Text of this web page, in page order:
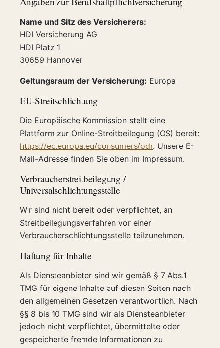
Name und Sitz des Versicherers:
HDI Versicherung AG
HDI Platz 1
30659 Hannover
Geltungsraum der Versicherung: Europa
EU-Streitschlichtung
Die Europäische Kommission stellt eine
Plattform zur Online-Streitbeilegung (OS) bereit:
https://ec.europa.eu/consumers/odr. Unsere E-
Mail-Adresse finden Sie oben im Impressum.
Verbraucherstreitbeilegung /
Universalschlichtungsstelle
Wir sind nicht bereit oder verpflichtet, an
Streitbeilegungsverfahren vor einer
Verbraucherschlichtungsstelle teilzunehmen.
Haftung für Inhalte
Als Diensteanbieter sind wir gemäß § 7 Abs.1
TMG für eigene Inhalte auf diesen Seiten nach
den allgemeinen Gesetzen verantwortlich. Nach
§§ 8 bis 10 TMG sind wir als Diensteanbieter
jedoch nicht verpflichtet, übermittelte oder
gespeicherte fremde Informationen zu